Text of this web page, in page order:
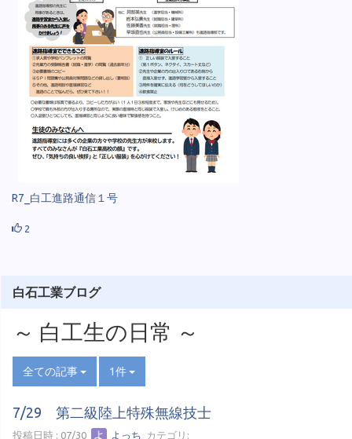
R7_白工進路通信１号
2
白石工業ブログ
～ 白工生の日常 ～
全ての記事 1件
7/29 第二級陸上特殊無線技士
投稿日時 : 07/30 よっち カテゴリ: